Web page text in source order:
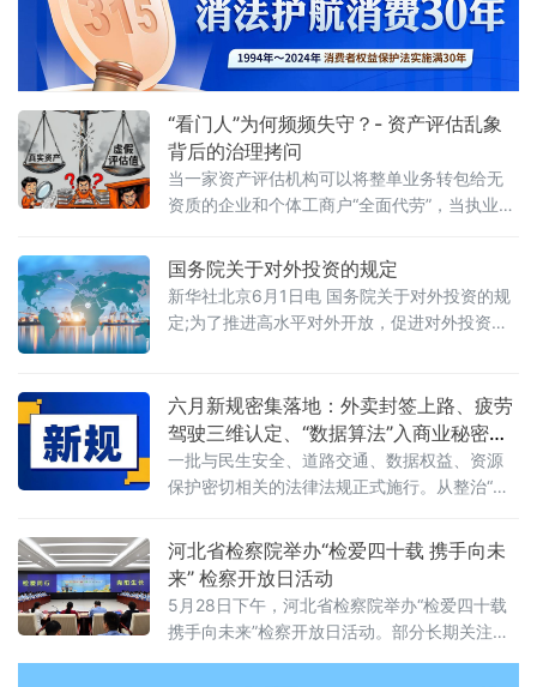
展路径”法治化营商环境建设（公益）大讲堂
2026首期活动上发表书面发言，为地方政府招
商引资高质量发展提出五条法治路径。他指
出，推动高质量发展离不开法治的支撑和保
障，地方政
“看门人”为何频频失守？- 资产评估乱象
背后的治理拷问
当一家资产评估机构可以将整单业务转包给无
资质的企业和个体工商户“全面代劳”，当执业人
重要评估参数可以随意调整、评估依据可以凭
空缺失——这张资本市场“看门人”的名片，还剩
下几分信度？上述场景并非危言耸听。近日，
财政部公布的2025年度资产评估行业联合检查
评估机构、12名
国务院关于对外投资的规定
新华社北京6月1日电 国务院关于对外投资的规
定;为了推进高水平对外开放，促进对外投资高
全、发展利益，根据《中华人民共和国对外关
系法》、《中华人民共和国对外贸易法》等法
律，制定本规定。第二条&emsp;中华人民共和
国境内（以下简称中国境内）投资者对外投
六月新规密集落地：外卖封签上路、疲劳
驾驶三维认定、“数据算法”入商业秘密保
护范围
一批与民生安全、道路交通、数据权益、资源
保护密切相关的法律法规正式施行。从整治“幽
维判定到“开门杀”责任明确，从商业秘密保护扩
围到城乡供水统筹管理——多项新规聚焦社会
关切，织密权益保障网，守护公众日常生活。
网络餐饮全链条严管：外卖必须“封口”，商家必
须“亮证”《网络餐饮服务经营者落实食品安全主
河北省检察院举办“检爱四十载 携手向未
来” 检察开放日活动
5月28日下午，河北省检察院举办“检爱四十载
携手向未来”检察开放日活动。部分长期关注未